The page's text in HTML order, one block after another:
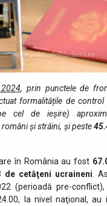
, prin punctele de
formalitățile de
cel de ieşire)
și străini, şi peste
în România au fost
de cetăţeni ucraineni .
(perioadă pre-
la nivel naţional, au